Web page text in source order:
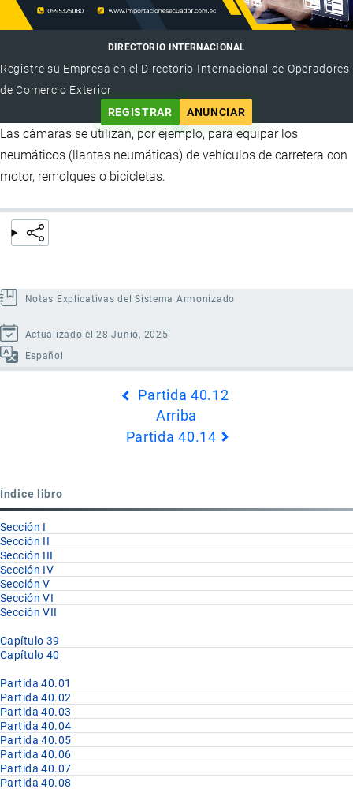
DIRECTORIO INTERNACIONAL
Registre su Empresa en el Directorio Internacional de Operadores
de Comercio Exterior
REGISTRAR
ANUNCIAR
Las cámaras se utilizan, por ejemplo, para equipar los
neumáticos (llantas neumáticas) de vehículos de carretera con
motor, remolques o bicicletas.
Notas Explicativas del Sistema Armonizado
Actualizado el 28 Junio, 2025
Español
Partida 40.12
Arriba
Partida 40.14
Índice libro
Sección I
Sección II
Sección III
Sección IV
Sección V
Sección VI
Sección VII
Capítulo 39
Capítulo 40
Partida 40.01
Partida 40.02
Partida 40.03
Partida 40.04
Partida 40.05
Partida 40.06
Partida 40.07
Partida 40.08